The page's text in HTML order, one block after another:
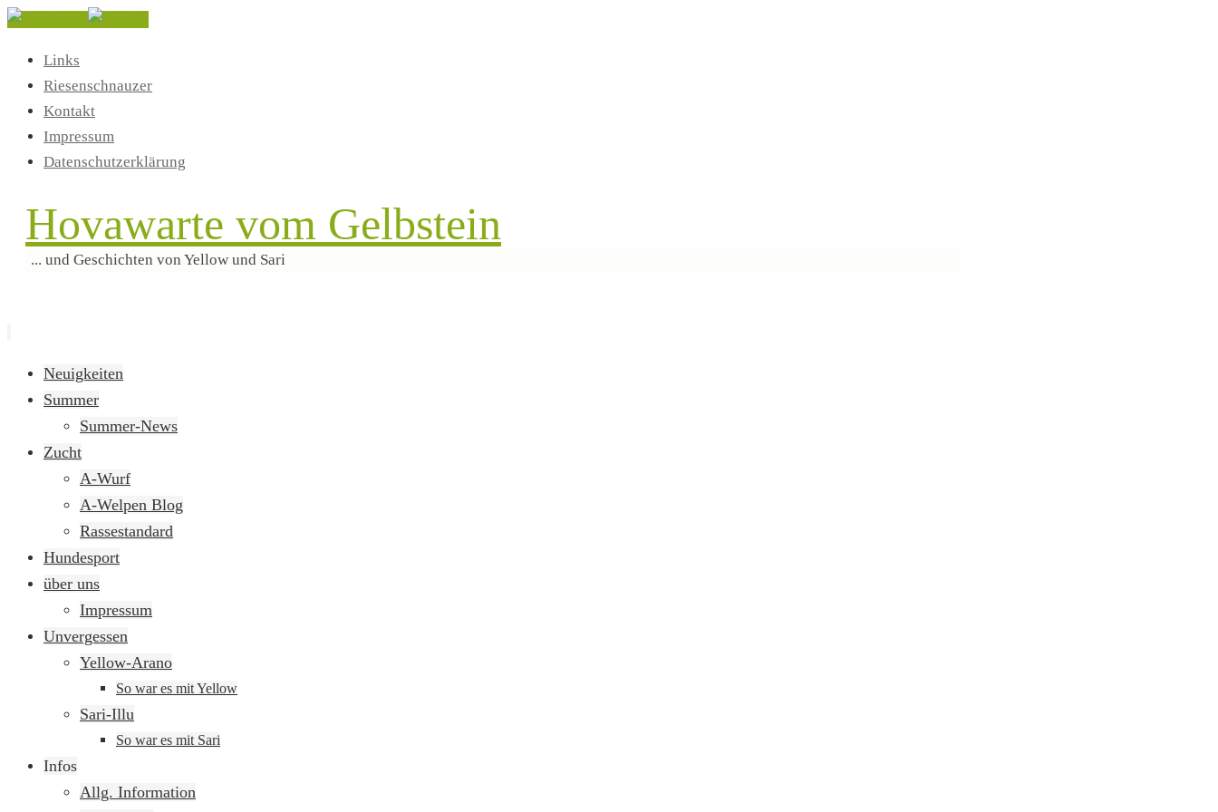
Links
Riesenschnauzer
Kontakt
Impressum
Datenschutzerklärung
Hovawarte vom Gelbstein
... und Geschichten von Yellow und Sari
Zum
Inhalt
Neuigkeiten
Summer
Summer-News
Zucht
A-Wurf
A-Welpen Blog
Rassestandard
Hundesport
über uns
Impressum
Unvergessen
Yellow-Arano
So war es mit Yellow
Sari-Illu
So war es mit Sari
Infos
Allg. Information